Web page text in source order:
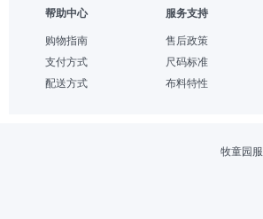
帮助中心
购物指南
支付方式
配送方式
服务支持
售后政策
尺码标准
布料特性
牧童园服